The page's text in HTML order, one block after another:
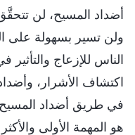
أضداد المسيح، لن
ولن تسير بسهولة على
الناس للإزعاج
اكتشاف الأشرار،
في طريق أضداد
هو المهمة الأولى